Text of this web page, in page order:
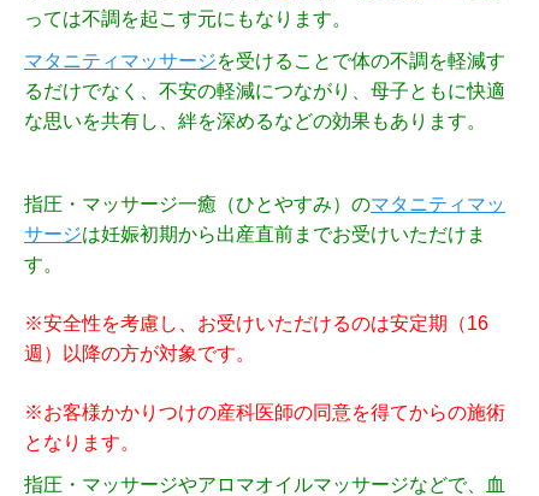
っては不調を起こす元にもなります。
マタニティマッサージを受けることで体の不調を軽減す
るだけでなく、不安の軽減につながり、母子ともに快適
な思いを共有し、絆を深めるなどの効果もあります。
指圧・マッサージ一癒（ひとやすみ）のマタニティマッ
サージは妊娠初期から出産直前までお受けいただけま
す。
※安全性を考慮し、お受けいただけるのは安定期（16
週）以降の方が対象です。
※お客様かかりつけの産科医師の同意を得てからの施術
となります。
指圧・マッサージやアロマオイルマッサージなどで、血